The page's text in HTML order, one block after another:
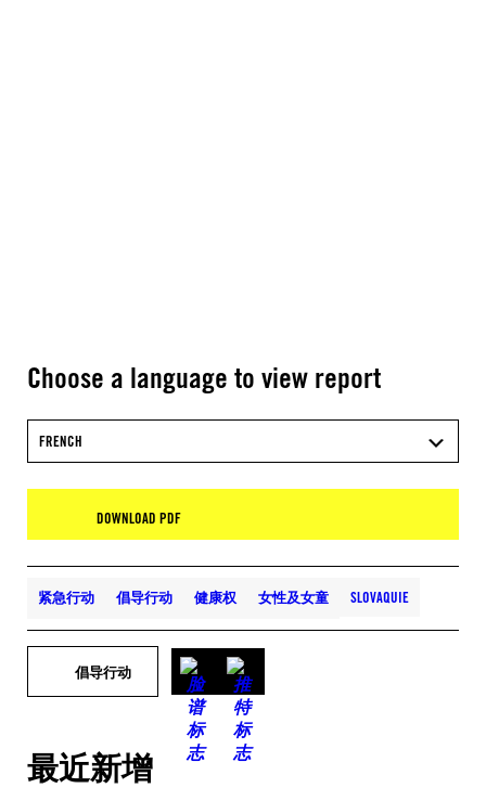
Choose a language to view report
FRENCH
DOWNLOAD PDF
紧急行动 倡导行动 健康权 女性及女童 SLOVAQUIE
倡导行动
最近新增